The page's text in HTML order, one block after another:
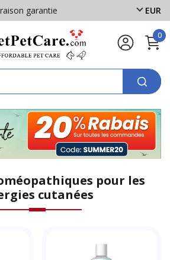
garantie EUR
0
pour les
cutanées